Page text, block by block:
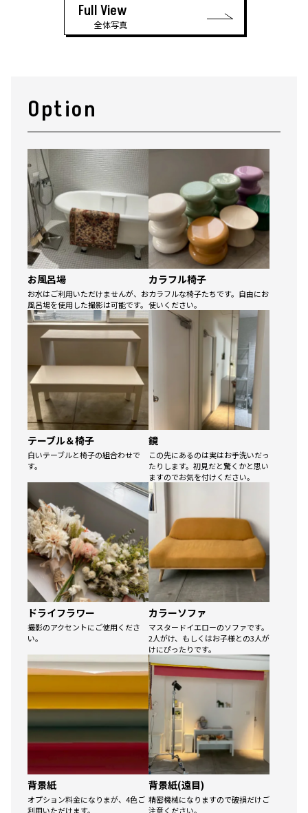
Full View
全体写真
Option
お風呂場
お水はご利用いただけませんが、お
風呂場を使用した撮影は可能です。
カラフル椅子
カラフルな椅子たちです。自由にお
使いください。
テーブル＆椅子
白いテーブルと椅子の組合わせで
す。
鏡
この先にあるのは実はお手洗いだっ
たりします。初見だと驚くかと思い
ますのでお気を付けください。
ドライフラワー
撮影のアクセントにご使用くださ
い。
カラーソファ
マスタードイエローのソファです。
2人がけ、もしくはお子様との3人が
けにぴったりです。
背景紙
オプション料金になりまが、4色ご
利用いただけます。
背景紙(遠目)
精密機械になりますので破損だけご
注意ください。